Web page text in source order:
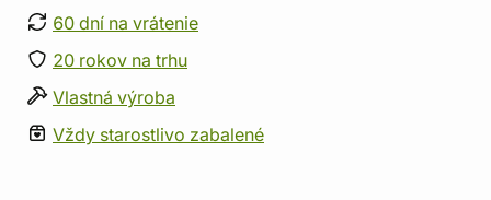
60 dní na vrátenie
20 rokov na trhu
Vlastná výroba
Vždy starostlivo zabalené